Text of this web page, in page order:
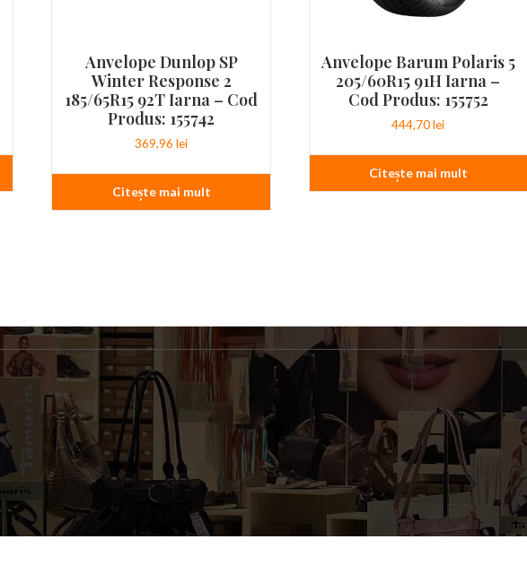
Anvelope Dunlop SP
Winter Response 2
185/65R15 92T Iarna – Cod
Produs: 155742
369,96lei
Citește mai mult
Anvelope Barum Polaris 5
205/60R15 91H Iarna –
Cod Produs: 155752
444,70lei
Citește mai mult